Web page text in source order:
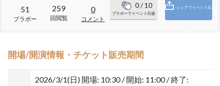
51
ブラボー
259
回閲覧
0
コメント
0/ 10
ブラボーでイベント応援
シェアでイベント応
開場/開演情報・チケット販売期間
2026/3/1(日) 開場: 10:30 / 開始: 11:00 / 終了: